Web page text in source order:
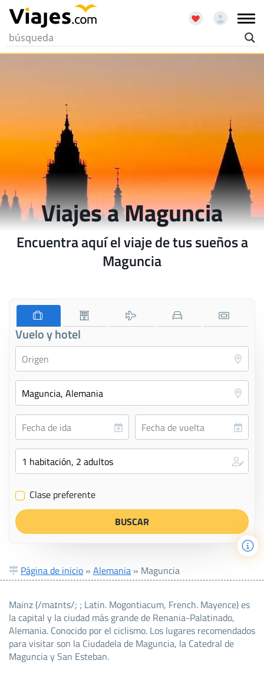
Viajes a Maguncia
Encuentra aquí el viaje de tus sueños a
Maguncia
Vuelo y hotel
✔ Clase preferente
Página de inicio » Alemania » Maguncia
Mainz (/maɪnts/; ; Latin. Mogontiacum, French. Mayence) es
la capital y la ciudad más grande de Renania-Palatinado,
Alemania. Conocido por el ciclismo. Los lugares recomendados
para visitar son la Ciudadela de Maguncia, la Catedral de
Maguncia y San Esteban.